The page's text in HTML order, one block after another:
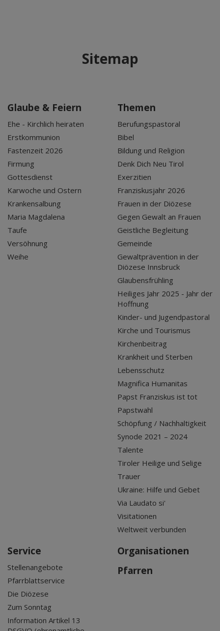
Sitemap
Glaube & Feiern
Ehe - Kirchlich heiraten
Erstkommunion
Fastenzeit 2026
Firmung
Gottesdienst
Karwoche und Ostern
Krankensalbung
Maria Magdalena
Taufe
Versöhnung
Weihe
Themen
Berufungspastoral
Bibel
Bildung und Religion
Denk Dich Neu Tirol
Exerzitien
Franziskusjahr 2026
Frauen in der Diözese
Gegen Gewalt an Frauen
Geistliche Begleitung
Gemeinde
Gewaltprävention in der
Diözese Innsbruck
Glaubensfrühling
Heiliges Jahr 2025 - Jahr der
Hoffnung
Kinder- und Jugendpastoral
Kirche und Tourismus
Kirchenbeitrag
Krankheit und Sterben
Lebensschutz
Magnifica Humanitas
Papst Franziskus ist tot
Papstwahl
Schöpfung / Nachhaltigkeit
Synode 2021 – 2024
Talente
Tiroler Heilige und Selige
Trauer
Ukraine: Hilfe und Gebet
Via Laudato si'
Visitationen
Weltweit verbunden
Service
Stellenangebote
Pfarrblattservice
Die Diözese
Zum Sonntag
Information Artikel 13
Organisationen
Pfarren